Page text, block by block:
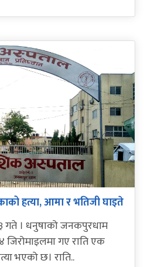
हत्या, आमा र भतिजी घाइते
गते । धनुषाको जनकपुरधाम
जिरोमाइलमा गए राति एक
भएको छ। राति..